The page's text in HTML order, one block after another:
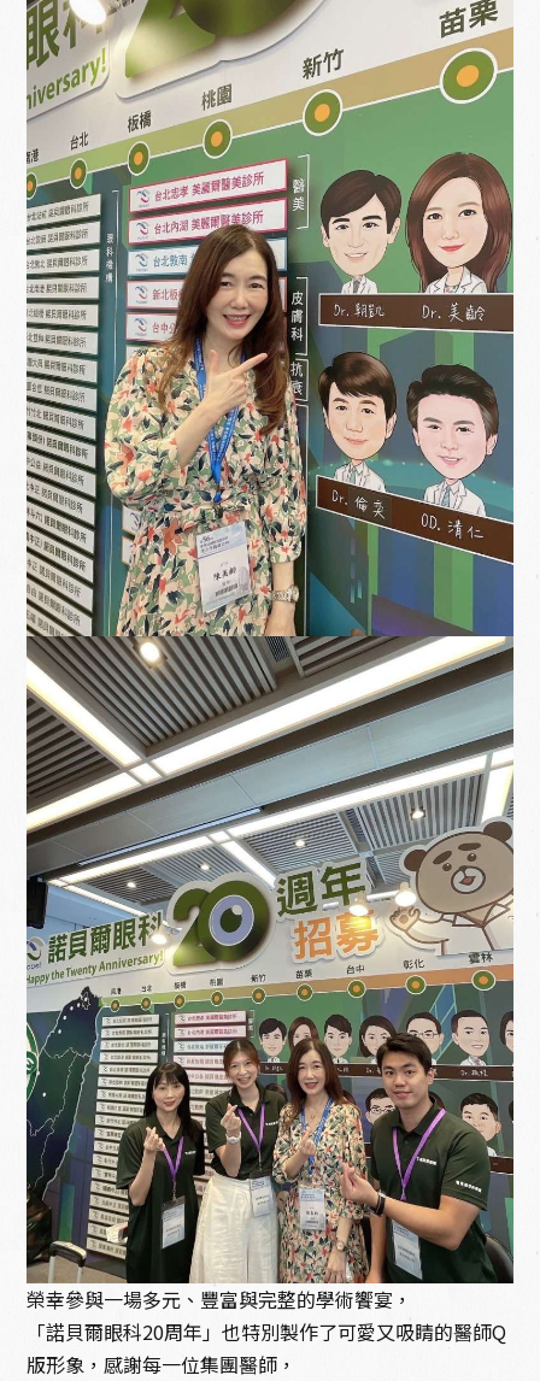
榮幸參與一場多元、豐富與完整的學術饗宴，
「諾貝爾眼科20周年」也特別製作了可愛又吸睛的醫師Q
版形象，感謝每一位集團醫師，